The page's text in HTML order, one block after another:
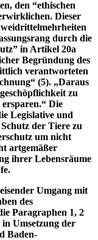
den “ethischen
Dieser
durch die
in Artikel 20a
Begründung des
verantworteten
(5). „Daraus
zu
Die
Legislative und
der Tiere zu
um nicht
artgemäßer
ihrer Lebensräume
Umgang mit
des
Paragraphen 1, 2
in Umsetzung der
Baden-